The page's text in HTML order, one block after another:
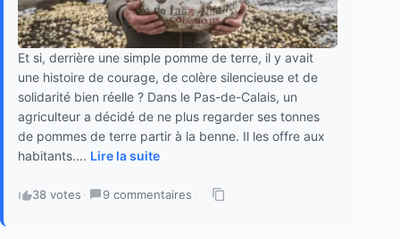
Et si, derrière une simple pomme de terre, il y avait
une histoire de courage, de colère silencieuse et de
solidarité bien réelle ? Dans le Pas-de-Calais, un
agriculteur a décidé de ne plus regarder ses tonnes
de pommes de terre partir à la benne. Il les offre aux
habitants.... Lire la suite
38 votes · 9 commentaires ·